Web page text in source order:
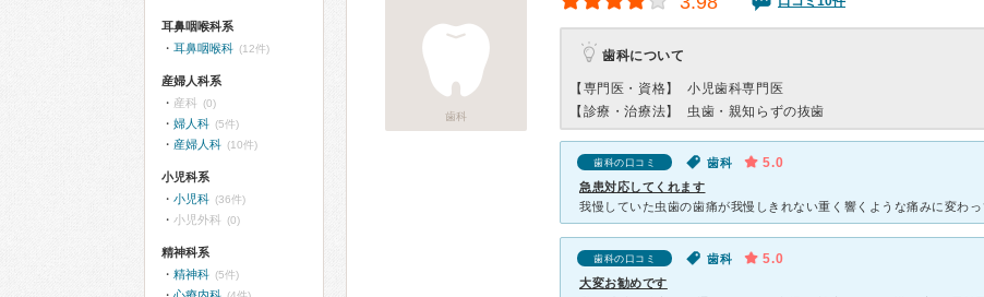
歯科
歯科について
【専門医・資格】
小児歯科専門医
【診療・治療法】
虫歯・親知らずの抜歯
歯科の口コミ 歯科 5.0
急患対応してくれます
歯科の口コミ 歯科 5.0
大変お勧めです
耳鼻咽喉科系
耳鼻咽喉科 (12件)
産婦人科系
産科 (0)
婦人科 (5件)
産婦人科 (10件)
小児科系
小児科 (36件)
小児外科 (0)
精神科系
精神科 (5件)